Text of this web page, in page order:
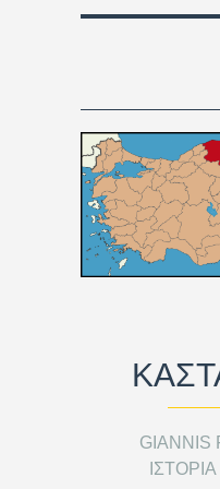
GIANNIS
ΙΣΤΟΡΊΑ